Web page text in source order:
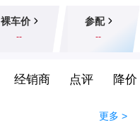
裸车价
--
参配
--
经销商 点评 降价
更多 >